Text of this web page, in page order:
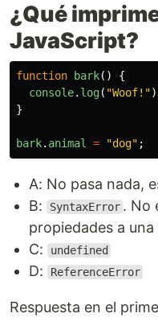
¿Qué
JavaScript?
function bark()
{
console. log( "Woof! "
}
bark. animal = "dog" ;
A: No pasa nada,
B:
SyntaxError . No
propiedades a
C:
undefined
D: ReferenceError
Respuesta en el